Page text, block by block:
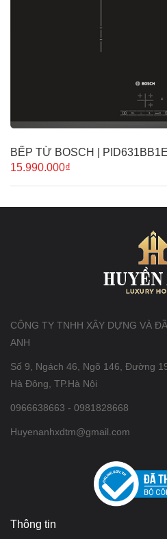
BẾP TỪ BOSCH | PID631BB1E
15.990.000₫
CÔNG TY TNHH XÂY DỰNG VÀ
ANH
Số 9, Ngách 46, Ngõ 146, Đường
Hà Đông, TP.Hà Nội
0966638663 - 0981828668
Huyenanhxdtm@gmail.com
Thông tin